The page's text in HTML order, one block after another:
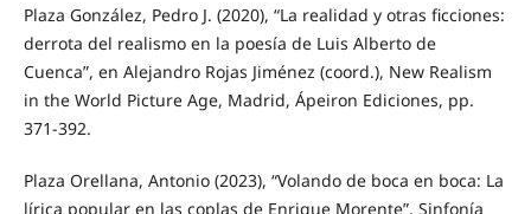
Plaza González, Pedro J. (2020), “La realidad y otras ficciones:
derrota del realismo en la poesía de Luis Alberto de
Cuenca”, en Alejandro Rojas Jiménez (coord.), New Realism
in the World Picture Age, Madrid, Ápeiron Ediciones, pp.
371-392.
Plaza Orellana, Antonio (2023), “Volando de boca en boca: La
lírica popular en las coplas de Enrique Morente”, Sinfonía